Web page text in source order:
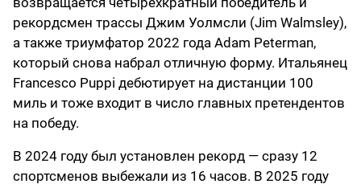
рекордсмен трассы Джим Уолмсли (Jim Walmsley),
а также триумфатор 2022 года Adam Peterman,
который снова набрал отличную форму. Итальянец
Francesco Puppi дебютирует на дистанции 100
миль и тоже входит в число главных претендентов
на победу.
В 2024 году был установлен рекорд — сразу 12
спортсменов выбежали из 16 часов. В 2025 году